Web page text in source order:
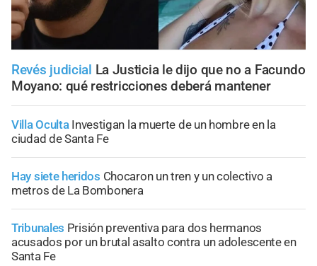
Revés judicial La Justicia le dijo que no a Facundo
Moyano: qué restricciones deberá mantener
Villa Oculta Investigan la muerte de un hombre en la
ciudad de Santa Fe
Hay siete heridos Chocaron un tren y un colectivo a
metros de La Bombonera
Tribunales Prisión preventiva para dos hermanos
acusados por un brutal asalto contra un adolescente en
Santa Fe